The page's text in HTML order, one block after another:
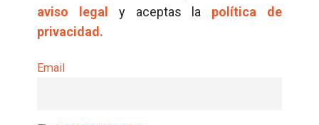
aviso legal
y aceptas la política de
privacidad.
Email